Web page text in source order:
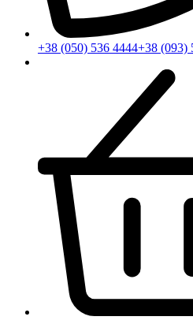
+38 (050) 536 4444+38 (093)